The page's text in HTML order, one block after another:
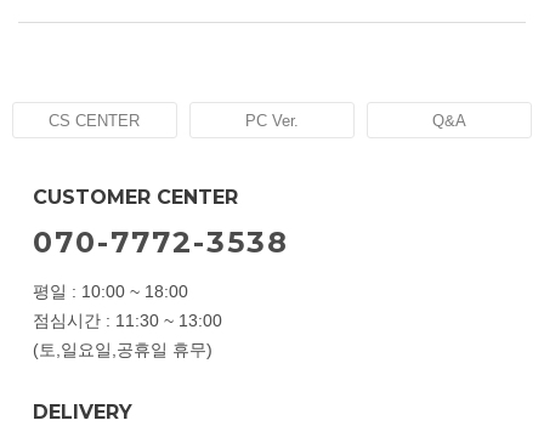
CS CENTER PC Ver. Q&A
CUSTOMER CENTER
070-7772-3538
평일 : 10:00 ~ 18:00
점심시간 : 11:30 ~ 13:00
(토,일요일,공휴일 휴무)
DELIVERY